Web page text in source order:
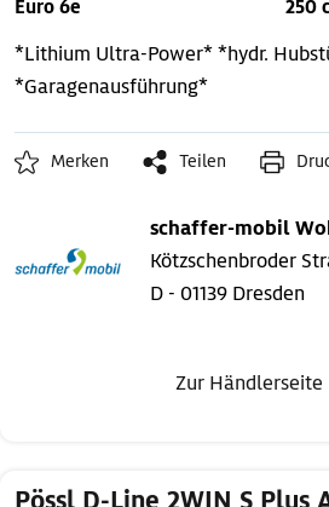
Euro 6e 250
*Lithium Ultra-Power**hydr.
*Garagenausführung*
Merken Teilen
schaffer-mobil
Kötzschenbroder
D - 01139 Dresden
Zur Händlerseite